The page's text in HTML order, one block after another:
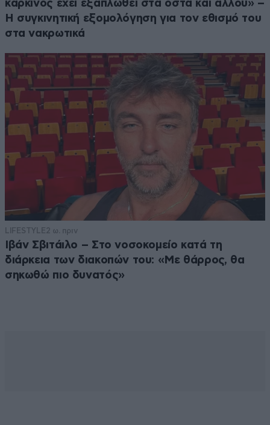
καρκίνος έχει εξαπλωθεί στα οστά και αλλού» –
Η συγκινητική εξομολόγηση για τον εθισμό του
στα νακρωτικά
LIFESTYLE2 ω. πριν
Ιβάν Σβιτάιλο – Στο νοσοκομείο κατά τη
διάρκεια των διακοπών του: «Με θάρρος, θα
σηκωθώ πιο δυνατός»